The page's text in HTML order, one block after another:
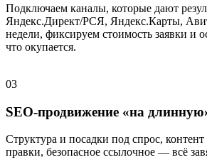
Подключаем каналы, которые дают
Яндекс.Директ/РСЯ, Яндекс.Карты,
недели, фиксируем стоимость заявки и
что окупается.
03
SEO-продвижение «на
Структура и посадки под спрос,
правки, безопасное ссылочное — всё